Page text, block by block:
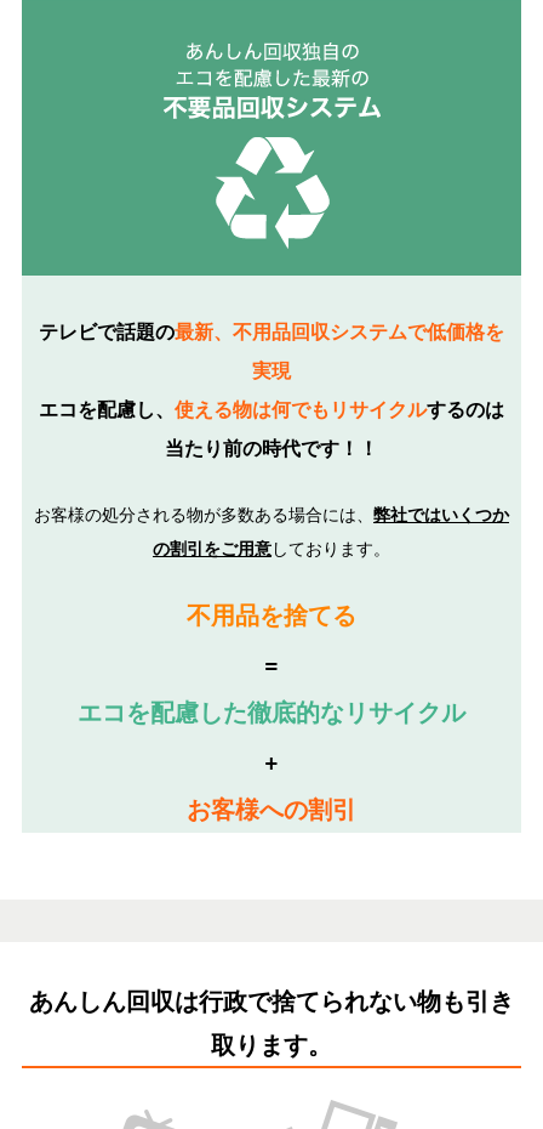
テレビで話題の最新、不用品回収システムで低価格を
実現
エコを配慮し、 使える物は何でもリサイクルするのは
当たり前の時代です！！
お客様の処分される物が多数ある場合には、 弊社ではいくつか
の割引をご用意しております。
不用品を捨てる
=
エコを配慮した徹底的なリサイクル
+
お客様への割引
あんしん回収は行政で捨てられない物も引き
取ります。